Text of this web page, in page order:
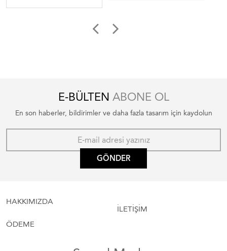
E-BÜLTEN ABONE OL
En son haberler, bildirimler ve daha fazla tasarım için kaydolun
GÖNDER
HAKKIMIZDA
ÖDEME
İLETİŞİM